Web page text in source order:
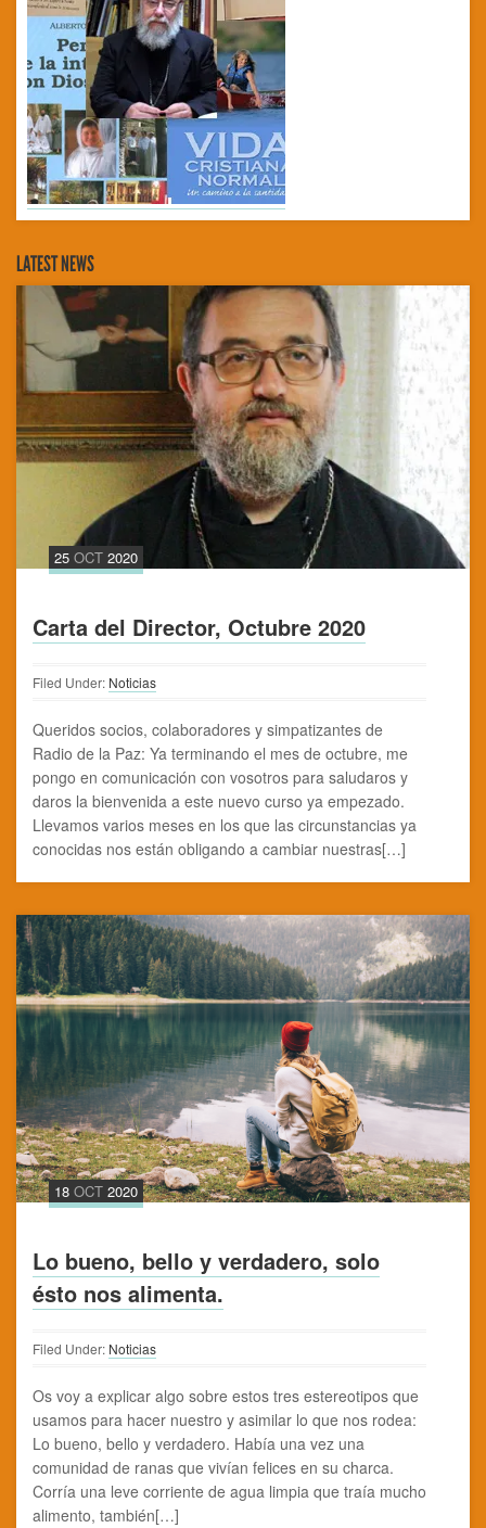
LATEST NEWS
25 OCT 2020
Carta del Director, Octubre 2020
Filed Under: Noticias
Queridos socios, colaboradores y simpatizantes de
Radio de la Paz: Ya terminando el mes de octubre, me
pongo en comunicación con vosotros para saludaros y
daros la bienvenida a este nuevo curso ya empezado.
Llevamos varios meses en los que las circunstancias ya
conocidas nos están obligando a cambiar nuestras[…]
18 OCT 2020
Lo bueno, bello y verdadero, solo
ésto nos alimenta.
Filed Under: Noticias
Os voy a explicar algo sobre estos tres estereotipos que
usamos para hacer nuestro y asimilar lo que nos rodea:
Lo bueno, bello y verdadero. Había una vez una
comunidad de ranas que vivían felices en su charca.
Corría una leve corriente de agua limpia que traía mucho
alimento, también[…]